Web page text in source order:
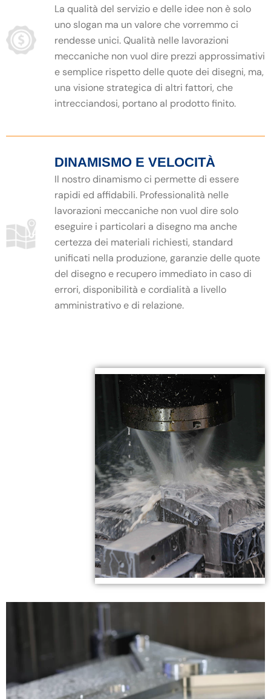
La qualità del servizio e delle idee non è solo
uno slogan ma un valore che vorremmo ci
rendesse unici. Qualità nelle lavorazioni
meccaniche non vuol dire prezzi approssimativi
e semplice rispetto delle quote dei disegni, ma,
una visione strategica di altri fattori, che
intrecciandosi, portano al prodotto finito.
DINAMISMO E VELOCITÀ
Il nostro dinamismo ci permette di essere
rapidi ed affidabili. Professionalità nelle
lavorazioni meccaniche non vuol dire solo
eseguire i particolari a disegno ma anche
certezza dei materiali richiesti, standard
unificati nella produzione, garanzie delle quote
del disegno e recupero immediato in caso di
errori, disponibilità e cordialità a livello
amministrativo e di relazione.